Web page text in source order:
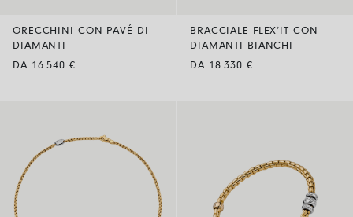
ORECCHINI CON PAVÉ DI
DIAMANTI
DA 16.540 €
BRACCIALE FLEX’IT CON
DIAMANTI BIANCHI
DA 18.330 €